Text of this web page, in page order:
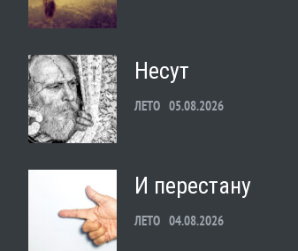
Несут
ЛЕТО 05.08.2026
И перестану
ЛЕТО 04.08.2026